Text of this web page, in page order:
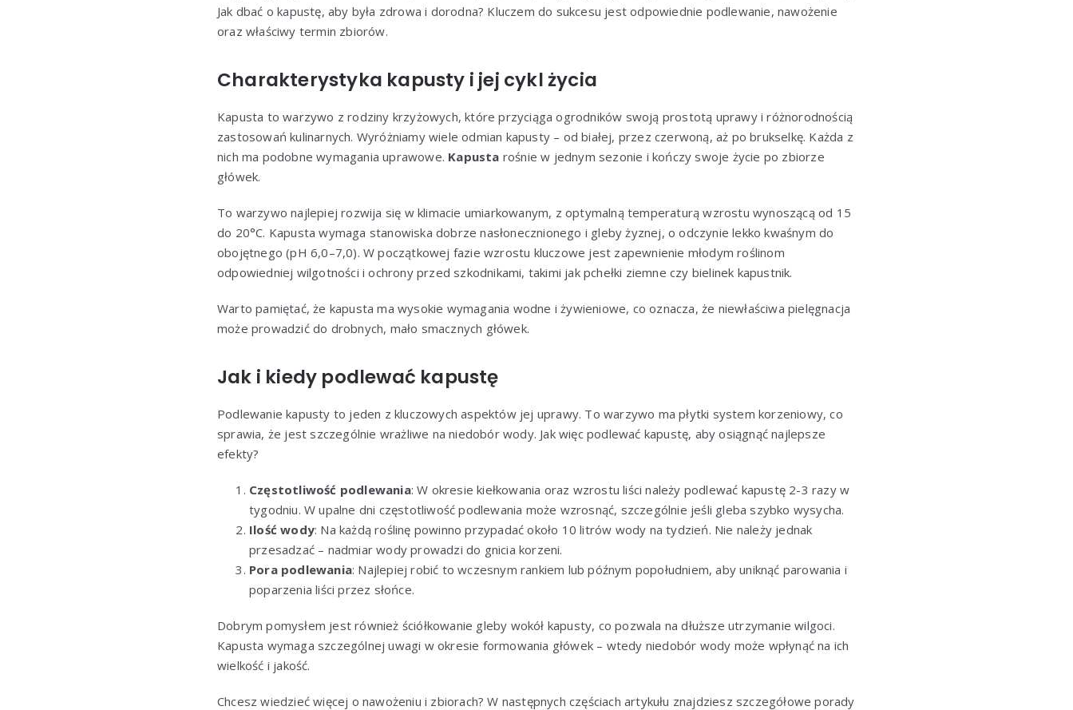
Jak dbać o kapustę, aby była zdrowa i dorodna? Kluczem do sukcesu jest odpowiednie podlewanie, nawożenie
oraz właściwy termin zbiorów.
Charakterystyka kapusty i jej cykl życia
Kapusta to warzywo z rodziny krzyżowych, które przyciąga ogrodników swoją prostotą uprawy i różnorodnością
zastosowań kulinarnych. Wyróżniamy wiele odmian kapusty – od białej, przez czerwoną, aż po brukselkę. Każda z
nich ma podobne wymagania uprawowe. Kapusta rośnie w jednym sezonie i kończy swoje życie po zbiorze
główek.
To warzywo najlepiej rozwija się w klimacie umiarkowanym, z optymalną temperaturą wzrostu wynoszącą od 15
do 20°C. Kapusta wymaga stanowiska dobrze nasłonecznionego i gleby żyznej, o odczynie lekko kwaśnym do
obojętnego (pH 6,0–7,0). W początkowej fazie wzrostu kluczowe jest zapewnienie młodym roślinom
odpowiedniej wilgotności i ochrony przed szkodnikami, takimi jak pchełki ziemne czy bielinek kapustnik.
Warto pamiętać, że kapusta ma wysokie wymagania wodne i żywieniowe, co oznacza, że niewłaściwa pielęgnacja
może prowadzić do drobnych, mało smacznych główek.
Jak i kiedy podlewać kapustę
Podlewanie kapusty to jeden z kluczowych aspektów jej uprawy. To warzywo ma płytki system korzeniowy, co
sprawia, że jest szczególnie wrażliwe na niedobór wody. Jak więc podlewać kapustę, aby osiągnąć najlepsze
efekty?
Częstotliwość podlewania: W okresie kiełkowania oraz wzrostu liści należy podlewać kapustę 2-3 razy w
tygodniu. W upalne dni częstotliwość podlewania może wzrosnąć, szczególnie jeśli gleba szybko wysycha.
Ilość wody: Na każdą roślinę powinno przypadać około 10 litrów wody na tydzień. Nie należy jednak
przesadzać – nadmiar wody prowadzi do gnicia korzeni.
Pora podlewania: Najlepiej robić to wczesnym rankiem lub późnym popołudniem, aby uniknąć parowania i
poparzenia liści przez słońce.
Dobrym pomysłem jest również ściółkowanie gleby wokół kapusty, co pozwala na dłuższe utrzymanie wilgoci.
Kapusta wymaga szczególnej uwagi w okresie formowania główek – wtedy niedobór wody może wpłynąć na ich
wielkość i jakość.
Chcesz wiedzieć więcej o nawożeniu i zbiorach? W następnych częściach artykułu znajdziesz szczegółowe porady